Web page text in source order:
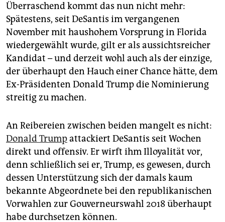
Überraschend kommt das nun nicht mehr:
Spätestens, seit DeSantis im vergangenen
November mit haushohem Vorsprung in Florida
wiedergewählt wurde, gilt er als aussichtsreicher
Kandidat – und derzeit wohl auch als der einzige,
der überhaupt den Hauch einer Chance hätte, dem
Ex-Präsidenten Donald Trump die Nominierung
streitig zu machen.
An Reibereien zwischen beiden mangelt es nicht:
Donald Trumpattackiert DeSantis seit Wochen
direkt und offensiv. Er wirft ihm Illoyalität vor,
denn schließlich sei er, Trump, es gewesen, durch
dessen Unterstützung sich der damals kaum
bekannte Abgeordnete bei den republikanischen
Vorwahlen zur Gouverneurswahl 2018 überhaupt
habe durchsetzen können.